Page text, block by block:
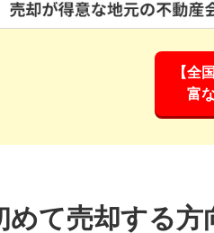
【全
富
めて売却する